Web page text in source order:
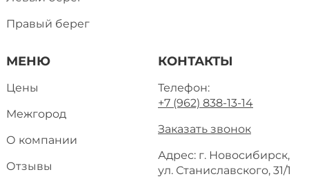
МЕНЮ
Цены
Межгород
О компании
Отзывы
Правый берег
КОНТАКТЫ
Телефон:
+7 (962) 838-13-14
Заказать звонок
Адрес: г. Новосибирск,
ул. Станиславского, 31/1